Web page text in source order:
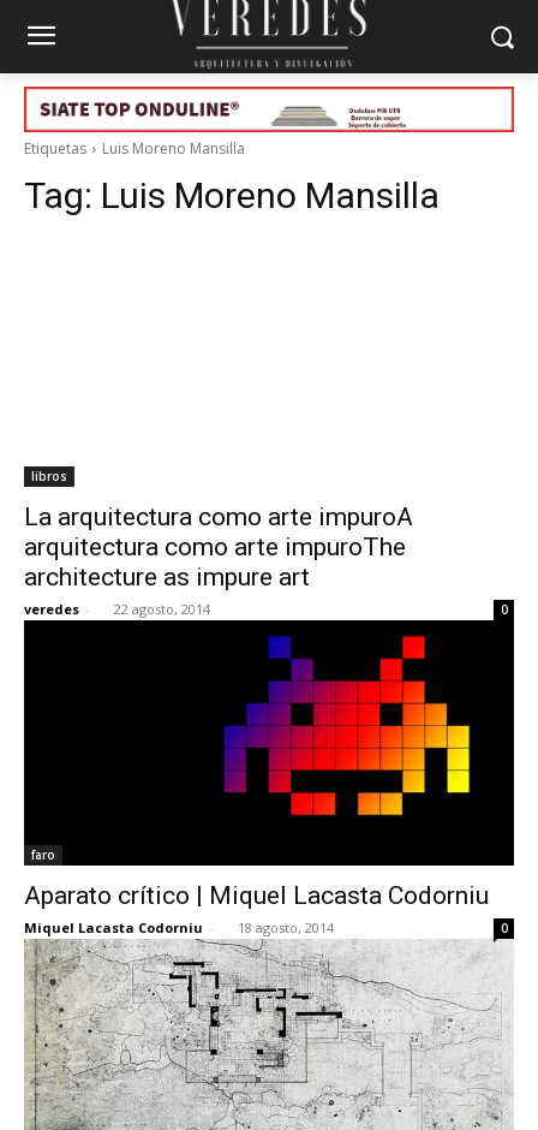
Etiquetas Luis Moreno Mansilla
Tag: Luis Moreno Mansilla
libros
La arquitectura como arte impuroA
arquitectura como arte impuroThe
architecture as impure art
veredes - 22 agosto, 2014 0
faro
Aparato crítico | Miquel Lacasta Codorniu
Miquel Lacasta Codorniu - 18 agosto, 2014 0